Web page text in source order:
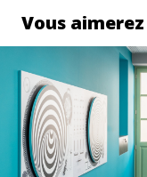
Vous